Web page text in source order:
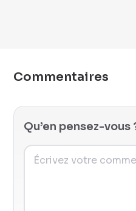
Commentaires
Qu’en pensez-vous